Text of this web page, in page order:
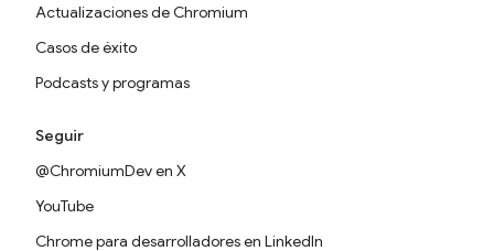
Actualizaciones de Chromium
Casos de éxito
Podcasts y programas
Seguir
@ChromiumDev en X
YouTube
Chrome para desarrolladores en LinkedIn